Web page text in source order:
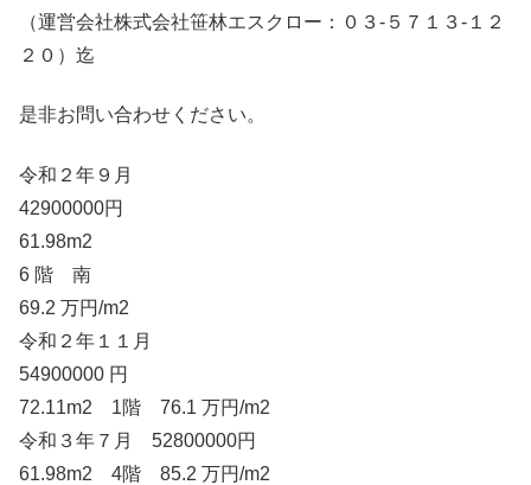
（運営会社株式会社笹林エスクロー：０３-５７１３-１２
２０）迄
是非お問い合わせください。
令和２年９月
42900000円
61.98m2
6 階 南
69.2 万円/m2
令和２年１１月
54900000 円
72.11m2 1階 76.1 万円/m2
令和３年７月 52800000円
61.98m2 4階 85.2 万円/m2